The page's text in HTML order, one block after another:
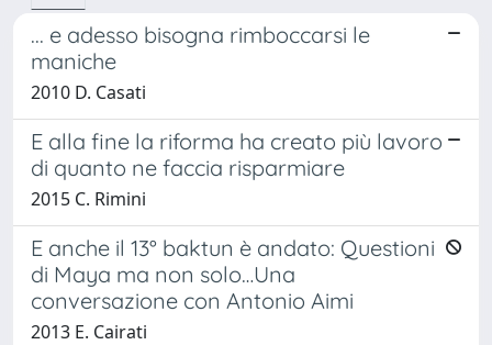
... e adesso bisogna rimboccarsi le
maniche
2010 D. Casati
E alla fine la riforma ha creato più lavoro
di quanto ne faccia risparmiare
2015 C. Rimini
E anche il 13° baktun è andato: Questioni
di Maya ma non solo…Una
conversazione con Antonio Aimi
2013 E. Cairati